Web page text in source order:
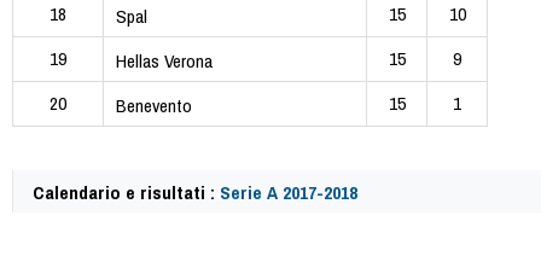
18
Spal 15
10
19
Hellas Verona 15
9
20
Benevento 15 1
Calendario e risultati : Serie A 2017-2018